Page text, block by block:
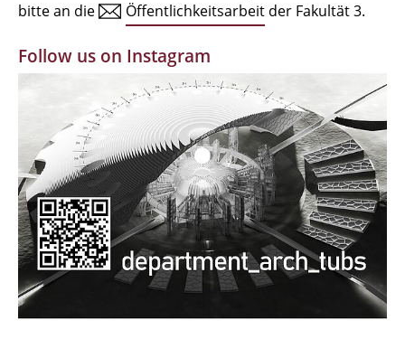
Zeichensäle
MBW | Modellbauwerkstatt
Alumni | cloud club
Dokumente und Downloads
bitte an die
Öffentlichkeitsarbeit der Fakultät 3.
Follow us on Instagram